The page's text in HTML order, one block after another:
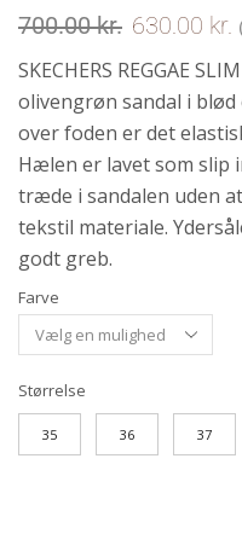
700.00kr. 630.00 kr.
SKECHERS REGGAE
olivengrøn sandal i
over foden er det
Hælen er lavet som slip
træde i sandalen uden
tekstil materiale.
godt greb.
Farve
Størrelse
35 36 37